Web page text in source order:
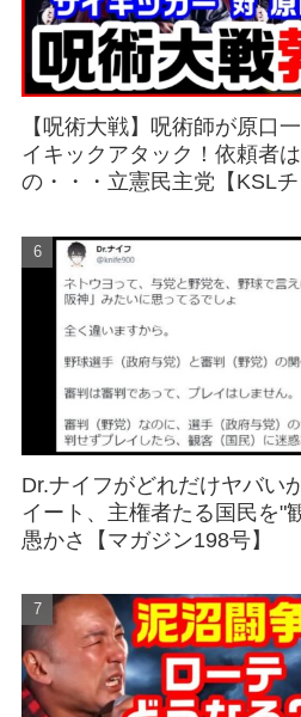
【呪術大戦】呪術師が原口
イキックアタック！依頼者
の・・・立憲民主党【KSLチ
Dr.ナイフがどれだけヤバい
イート、主権者たる国民を"
愚かさ【マガジン198号】